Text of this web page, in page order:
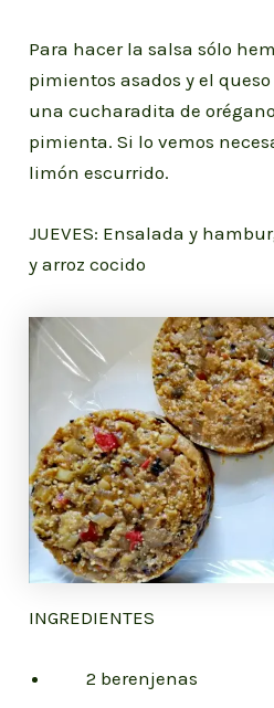
Para hacer la salsa sólo
pimientos asados y el
una cucharadita de
pimienta. Si lo vemos
limón escurrido.
JUEVES: Ensalada y
y arroz cocido
INGREDIENTES
2 berenjenas